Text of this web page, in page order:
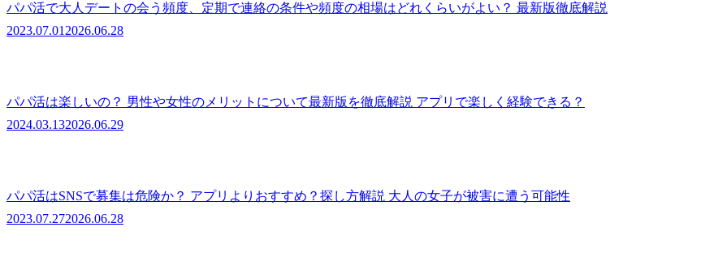
パパ活で大人デートの会う頻度、定期で連絡の条件や頻度の相場はどれくらいがよい？ 最新版徹底解説
2023.07.01 2026.06.28
パパ活は楽しいの？ 男性や女性のメリットについて最新版を徹底解説 アプリで楽しく経験できる？
2024.03.132026.06.29
パパ活はSNSで募集は危険か？ アプリよりおすすめ？探し方解説 大人の女子が被害に遭う可能性
2023.07.272026.06.28